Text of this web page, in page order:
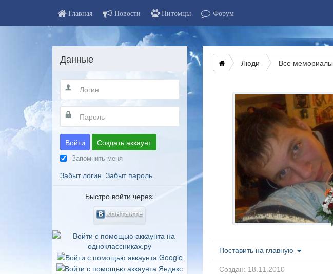
Главная Новости Питомцы Форум
Люди Все мемориалы
Поставить на главную
Создан: 18.11.2010
Данные
Войти Создать аккаунт
Запомнить меня
Забыт логин Забыт пароль
Быстро войти через: